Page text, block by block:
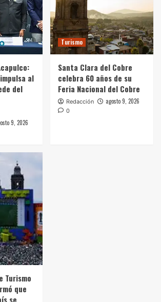
Clara del Cobre celebra 60 años de su
Nacional del Cobre
de Turismo de la CDMX informó
la capital del país se consolidó como la
sede mundialista, con 4.4 millones de
al
del
9, 2026
Turismo
Santa Clara del Cobre
celebra 60 años de su
Feria Nacional del Cobre
Redacción agosto 9, 2026
0
Turismo
que
se